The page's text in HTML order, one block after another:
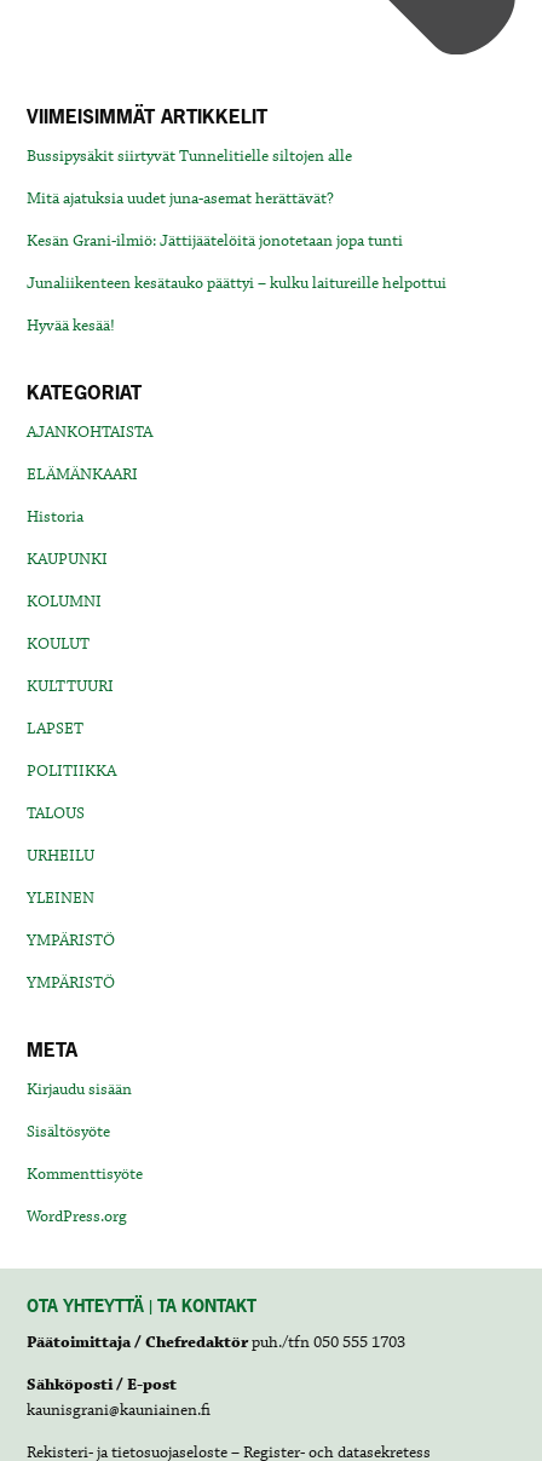
VIIMEISIMMÄT ARTIKKELIT
Bussipysäkit siirtyvät Tunnelitielle siltojen alle
Mitä ajatuksia uudet juna-asemat herättävät?
Kesän Grani-ilmiö: Jättijäätelöitä jonotetaan jopa tunti
Junaliikenteen kesätauko päättyi – kulku laitureille helpottui
Hyvää kesää!
KATEGORIAT
AJANKOHTAISTA
ELÄMÄNKAARI
Historia
KAUPUNKI
KOLUMNI
KOULUT
KULTTUURI
LAPSET
POLITIIKKA
TALOUS
URHEILU
YLEINEN
YMPÄRISTÖ
YMPÄRISTÖ
META
Kirjaudu sisään
Sisältösyöte
Kommenttisyöte
WordPress.org
OTA YHTEYTTÄ | TA KONTAKT
Päätoimittaja / Chefredaktörpuh./tfn 050 555 1703
Sähköposti / E-post
kaunisgrani@kauniainen.fi
Rekisteri- ja tietosuojaseloste – Register- och datasekretess